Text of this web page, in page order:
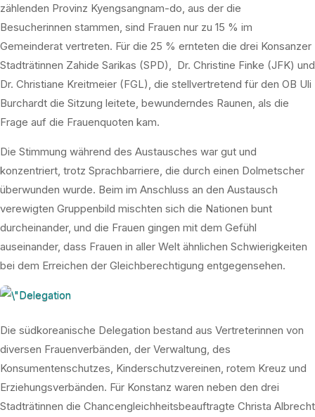
zählenden Provinz Kyengsangnam-do, aus der die
Besucherinnen stammen, sind Frauen nur zu 15 % im
Gemeinderat vertreten. Für die 25 % ernteten die drei Konsanzer
Stadträtinnen Zahide Sarikas (SPD), Dr. Christine Finke (JFK) und
Dr. Christiane Kreitmeier (FGL), die stellvertretend für den OB Uli
Burchardt die Sitzung leitete, bewunderndes Raunen, als die
Frage auf die Frauenquoten kam.
Die Stimmung während des Austausches war gut und
konzentriert, trotz Sprachbarriere, die durch einen Dolmetscher
überwunden wurde. Beim im Anschluss an den Austausch
verewigten Gruppenbild mischten sich die Nationen bunt
durcheinander, und die Frauen gingen mit dem Gefühl
auseinander, dass Frauen in aller Welt ähnlichen Schwierigkeiten
bei dem Erreichen der Gleichberechtigung entgegensehen.
Die südkoreanische Delegation bestand aus Vertreterinnen von
diversen Frauenverbänden, der Verwaltung, des
Konsumentenschutzes, Kinderschutzvereinen, rotem Kreuz und
Erziehungsverbänden. Für Konstanz waren neben den drei
Stadträtinnen die Chancengleichheitsbeauftragte Christa Albrecht